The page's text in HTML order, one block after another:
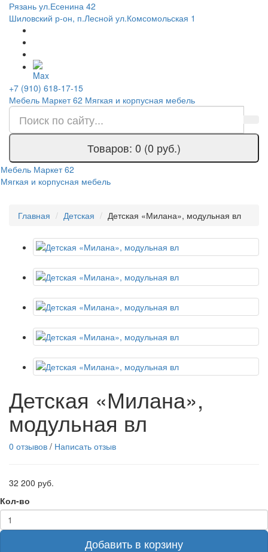
Рязань ул.Есенина 42
Шиловский р-он, п.Лесной ул.Комсомольская 1
+7 (910) 618-17-15
Мебель Маркет 62 Мягкая и корпусная мебель
Товаров: 0 (0 руб.)
Мебель Маркет 62
Мягкая и корпусная мебель
Главная Детская Детская «Милана», модульная вл
Детская «Милана»,
модульная вл
0 отзывов / Написать отзыв
32 200 руб.
Кол-во
Добавить в корзину